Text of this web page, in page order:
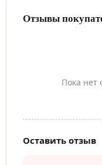
Отзывы
Пока нет
Оставить отзыв